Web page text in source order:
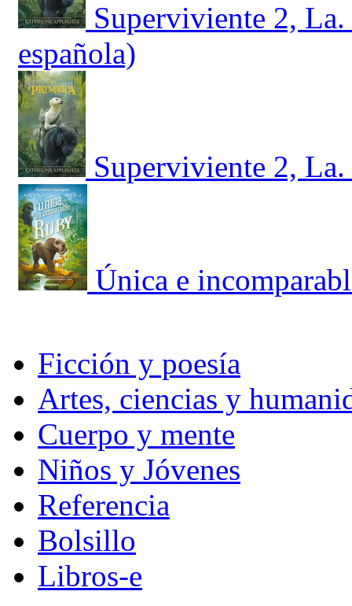
Superviviente 2,
española)
Superviviente 2,
Única e
Ficción y poesía
Artes, ciencias y
Cuerpo y mente
Niños y Jóvenes
Referencia
Bolsillo
Libros-e